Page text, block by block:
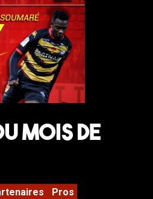
mois de
Pros